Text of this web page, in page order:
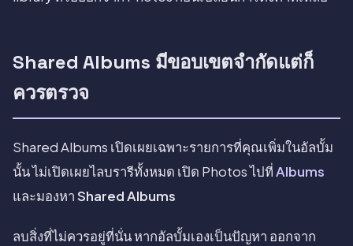
Shared Albums มีขอบเขตจำกัดแต่ก็
ควรตรวจ
Shared Albums เปิดเผยเฉพาะรายการที่คุณเพิ่มในอัลบั้ม
นั้น ไม่เปิดเผยไลบรารีทั้งหมด เปิด Photos ไปที่Albums
และมองหาShared Albums
ลบสิ่งที่ไม่ควรอยู่ที่นั่น หากอัลบั้มเองเป็นปัญหา ออกจาก